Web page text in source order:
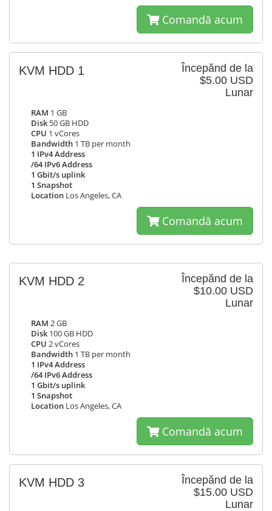
Comandă acum
Începănd de la
$5.00 USD
Lunar
KVM HDD 1
RAM 1 GB
Disk 50 GB HDD
CPU 1 vCores
Bandwidth 1 TB per month
1 IPv4 Address
/64 IPv6 Address
1 Gbit/s uplink
1 Snapshot
Location Los Angeles, CA
Comandă acum
Începănd de la
$10.00 USD
Lunar
KVM HDD 2
RAM 2 GB
Disk 100 GB HDD
CPU 2 vCores
Bandwidth 1 TB per month
1 IPv4 Address
/64 IPv6 Address
1 Gbit/s uplink
1 Snapshot
Location Los Angeles, CA
Comandă acum
Începănd de la
$15.00 USD
Lunar
KVM HDD 3